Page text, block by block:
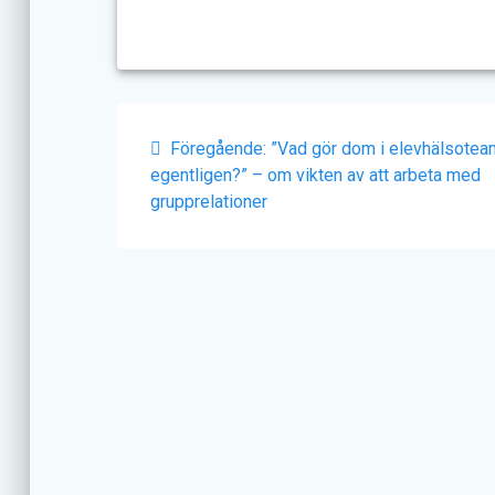
Inläggsnavigering
Föregående: Föregående
inlägg:
”Vad gör dom i
egentligen?” – om vikten av att arbeta med
grupprelationer